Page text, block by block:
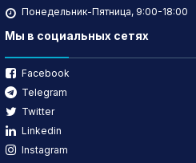
Понедельник-Пятница, 9:00-18:00
Мы в социальных сетях
Facebook
Telegram
Twitter
Linkedin
Instagram